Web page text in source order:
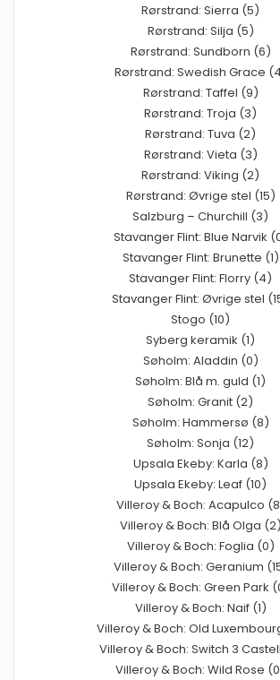
Rørstrand: Sierra (5)
Rørstrand: Silja (5)
Rørstrand: Sundborn (6)
Rørstrand: Swedish Grace
Rørstrand: Taffel (9)
Rørstrand: Troja (3)
Rørstrand: Tuva (2)
Rørstrand: Vieta (3)
Rørstrand: Viking (2)
Rørstrand: Øvrige stel (15)
Salzburg – Churchill (3)
Stavanger Flint: Blue Narvik
Stavanger Flint: Brunette (1)
Stavanger Flint: Florry (4)
Stavanger Flint: Øvrige stel
Stogo (10)
Syberg keramik (1)
Søholm: Aladdin (0)
Søholm: Blå m. guld (1)
Søholm: Granit (2)
Søholm: Hammersø (8)
Søholm: Sonja (12)
Upsala Ekeby: Karla (8)
Upsala Ekeby: Leaf (10)
Villeroy & Boch: Acapulco
Villeroy & Boch: Blå Olga (2)
Villeroy & Boch: Foglia (0)
Villeroy & Boch: Geranium
Villeroy & Boch: Green Park
Villeroy & Boch: Naif (1)
Villeroy & Boch: Old
Villeroy & Boch: Switch 3
Villeroy & Boch: Wild Rose